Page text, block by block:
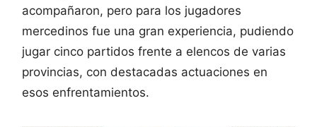
acompañaron, pero para los jugadores
mercedinos fue una gran experiencia, pudiendo
jugar cinco partidos frente a elencos de varias
provincias, con destacadas actuaciones en
esos enfrentamientos.